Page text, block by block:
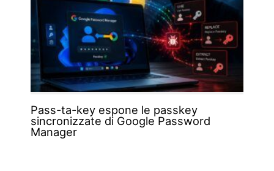
Pass-ta-key espone le passkey
sincronizzate di Google Password
Manager